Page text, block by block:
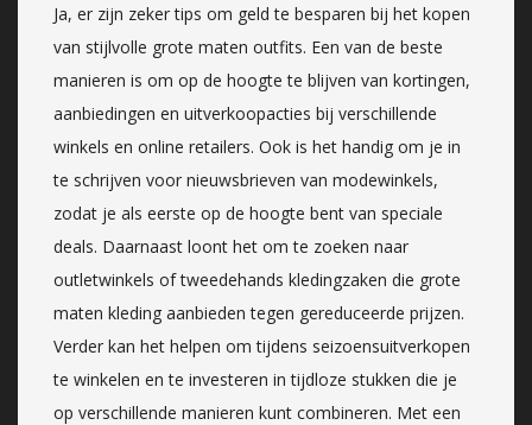
Ja, er zijn zeker tips om geld te besparen bij het kopen
van stijlvolle grote maten outfits. Een van de beste
manieren is om op de hoogte te blijven van kortingen,
aanbiedingen en uitverkoopacties bij verschillende
winkels en online retailers. Ook is het handig om je in
te schrijven voor nieuwsbrieven van modewinkels,
zodat je als eerste op de hoogte bent van speciale
deals. Daarnaast loont het om te zoeken naar
outletwinkels of tweedehands kledingzaken die grote
maten kleding aanbieden tegen gereduceerde prijzen.
Verder kan het helpen om tijdens seizoensuitverkopen
te winkelen en te investeren in tijdloze stukken die je
op verschillende manieren kunt combineren. Met een